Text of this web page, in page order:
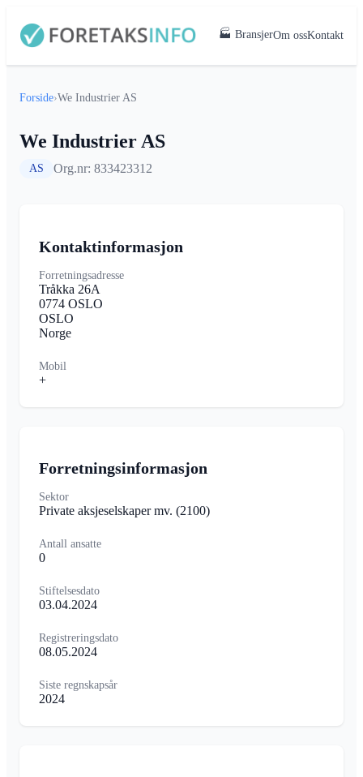
🏭 BransjerOm ossKontakt
Forside›We Industrier AS
We Industrier AS
AS Org.nr: 833423312
Kontaktinformasjon
Forretningsadresse
Tråkka 26A
0774 OSLO
OSLO
Norge
Mobil
+
Forretningsinformasjon
Sektor
Private aksjeselskaper mv. (2100)
Antall ansatte
0
Stiftelsesdato
03.04.2024
Registreringsdato
08.05.2024
Siste regnskapsår
2024